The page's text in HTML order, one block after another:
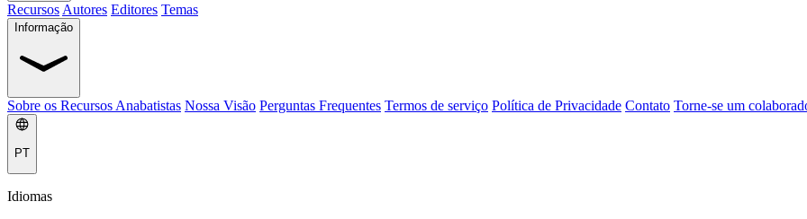
Recursos Autores Editores Temas
Informação
Sobre os Recursos Anabatistas Nossa Visão Perguntas Frequentes Termos de serviço Política de Privacidade Contato Torne-se um
PT
Idiomas